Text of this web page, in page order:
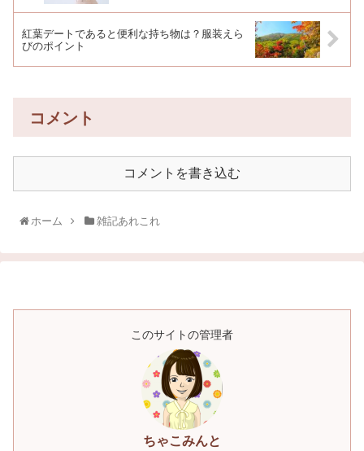
紅葉デートであると便利な持ち物は？服装えら
びのポイント
コメント
コメントを書き込む
ホーム 雑記あれこれ
このサイトの管理者
ちゃこみんと